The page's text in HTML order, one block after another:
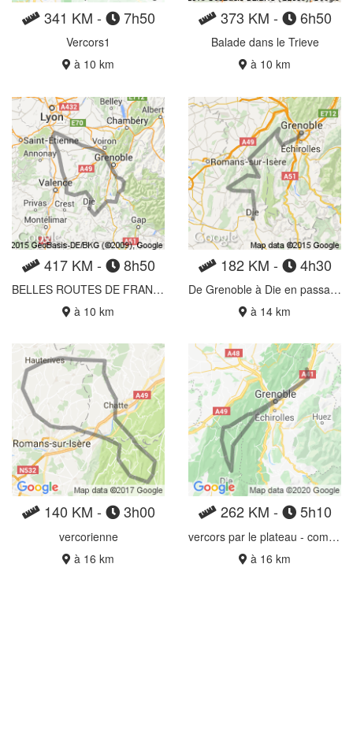
341 KM - 7h50
Vercors1
à 10 km
373 KM - 6h50
Balade dans le Trieve
à 10 km
417 KM - 8h50
BELLES ROUTES DE FRANCE
à 10 km
182 KM - 4h30
De Grenoble à Die en passant par le vercors
à 14 km
140 KM - 3h00
vercorienne
à 16 km
262 KM - 5h10
vercors par le plateau - combe Laval et Grands goulets
à 16 km